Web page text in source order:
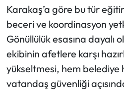
Karakaş’a göre bu tür
beceri ve koordinasyon
Gönüllülük esasına dayalı
ekibinin afetlere karşı
yükseltmesi, hem belediye
vatandaş güvenliği